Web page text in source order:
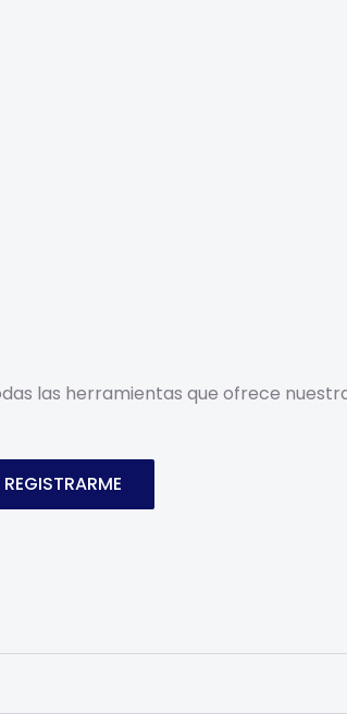
las herramientas que ofrece
REGISTRARME